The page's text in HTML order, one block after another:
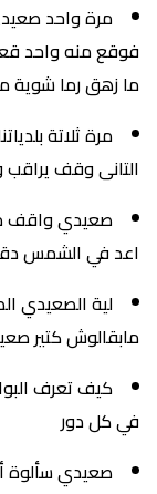
مرة واحد
فوقع منه واحد
ما زهق رما شوية
مرة ثلاتة
التانى وقف يراقب
صعيدي واقف
اعد في الشمس
لية الصعيدي
مابقالوش كتير
كيف تعرف
في كل دور
صعيدي سألوة